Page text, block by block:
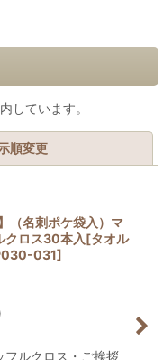
しています。
順変更
（名刺ポケ袋入）マ
クロス30本入[タオル
031]
フルクロス・ご挨拶